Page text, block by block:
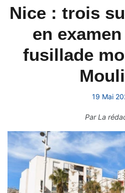
Nice : trois
en
fusillade
19 Mai
ParLa